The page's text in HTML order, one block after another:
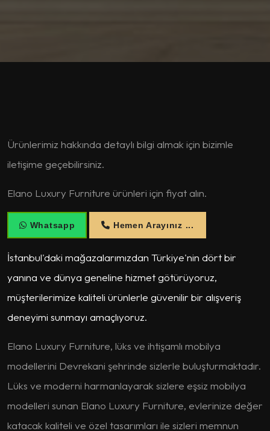
Ürünlerimiz hakkında detaylı bilgi almak için bizimle
iletişime geçebilirsiniz.
Elano Luxury Furniture ürünleri için fiyat alın.
Whatsapp Hemen Arayınız ...
İstanbul'daki mağazalarımızdan Türkiye'nin dört bir
yanına ve dünya geneline hizmet götürüyoruz,
müşterilerimize kaliteli ürünlerle güvenilir bir alışveriş
deneyimi sunmayı amaçlıyoruz.
Elano Luxury Furniture, lüks ve ihtişamlı mobilya
modellerini Devrekani şehrinde sizlerle buluşturmaktadır.
Lüks ve moderni harmanlayarak sizlere eşsiz mobilya
modelleri sunan Elano Luxury Furniture, evlerinize değer
katacak kaliteli ve özel tasarımları ile sizleri memnun